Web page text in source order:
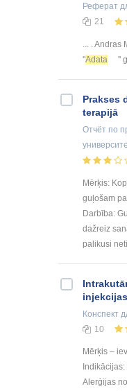
Реферат
21
... .
''Adata ''
Prakses
terapijā
Отчёт по
Mērķis:
guļošam
Darbība:
dažreiz
palikusi
Конспект
10
Mērķis –
Alerģijas